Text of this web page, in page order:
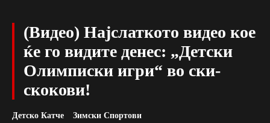
(Видео) Најслаткото видео кое
ќе го видите денес: „Детски
Олимписки игри“ во ски-
скокови!
Детско Катче Зимски Спортови